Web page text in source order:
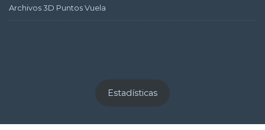
Archivos 3D Puntos Vuela
Estadísticas